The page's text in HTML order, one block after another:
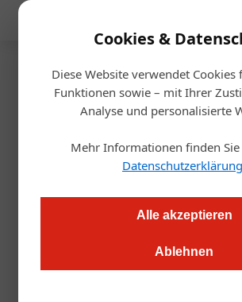
Cookies &
Diese Website verwendet Cookies
Funktionen sowie – mit Ihrer
Analyse und personalisierte
Mehr Informationen finden
Datenschutzerklärung
Alle akzeptieren
Ablehnen
Startseite/Management
Unternehmen und Private
KSV1870:
weiter zu
Die Zahl der Firmenpleiten steigt weiter